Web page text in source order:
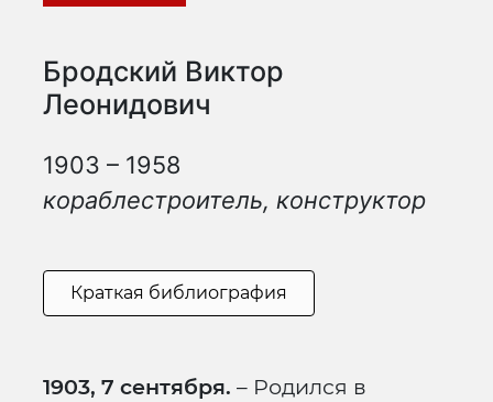
Бродский Виктор
Леонидович
1903 – 1958
кораблестроитель, конструктор
Краткая библиография
1903, 7 сентября. – Родился в